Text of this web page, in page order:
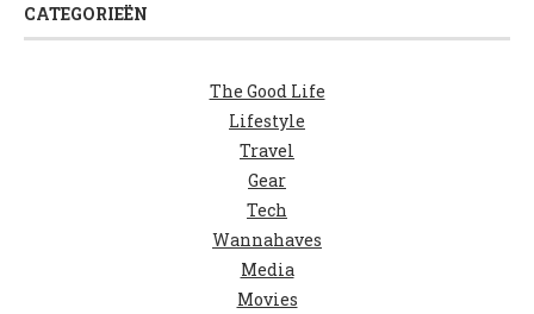
CATEGORIEËN
The Good Life
Lifestyle
Travel
Gear
Tech
Wannahaves
Media
Movies